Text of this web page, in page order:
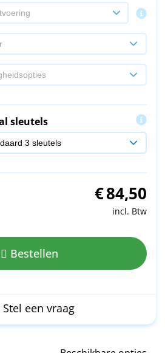
sleutels
€84,50
incl. Btw
Bestellen
Stel een vraag